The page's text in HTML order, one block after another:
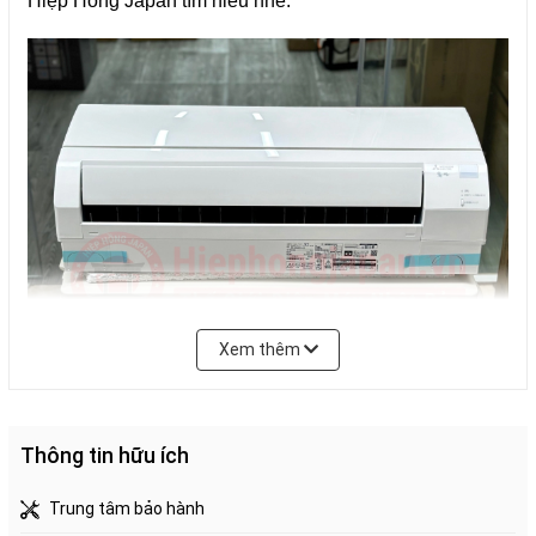
tối đa)
Quy cách ống
đồng
φ6 – φ10
Điều hòa 2 chiều làm mát và
sưởi ấm
Thích hợp cho phòng có diện
Chức năng hút ẩm 3 chế độ
Xem thêm
Thông tin hữu ích
Trung tâm bảo hành